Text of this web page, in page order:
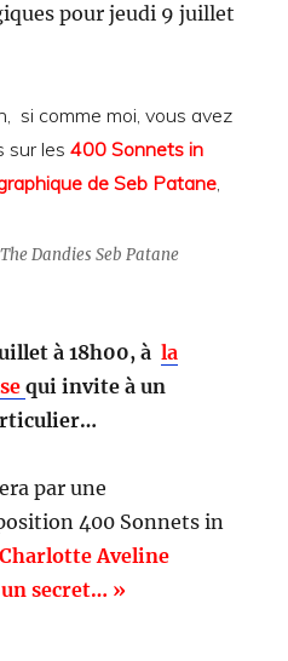
pour jeudi 9 juillet
si comme moi, vous avez
sur les 400 Sonnets in
de Seb Patane,
Dandies Seb Patane
à 18h00, àla
qui invite à un
par une
400 Sonnets in
Charlotte Aveline
secret… »